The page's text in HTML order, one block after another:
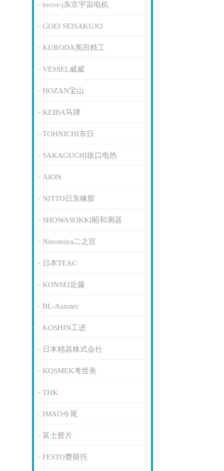
tocos-j东京宇宙电机
GOEI SEISAKUJO
KURODA黑田精工
VESSEL威威
HOZAN宝山
KEIBA马牌
TOHNICHI东日
SAKAGUCHI坂口电热
AION
NITTO日东橡胶
SHOWASOKKI昭和测器
Ninomiya二之宫
日本TEAC
KONSEI近藤
BL-Autotec
KOSHIN工进
日本精器株式会社
KOSMEK考世美
THK
IMAO今尾
富士胶片
FESTO费斯托